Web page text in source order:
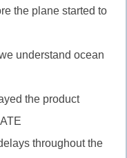
the plane started to
understand ocean
the product
throughout the